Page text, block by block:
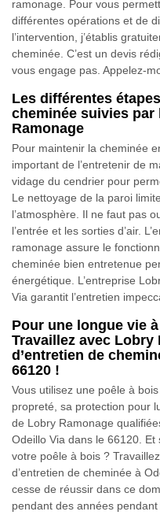
ramonage. Pour vous
différentes opérations et de
l’intervention, j’établis
cheminée. C’est un devis
vous engage pas. Appelez-
Les différentes
cheminée suivies par
Ramonage
Pour maintenir la cheminée
important de l’entretenir de
vidage du cendrier pour
Le nettoyage de la paroi
l’atmosphère. Il ne faut pas
l’entrée et les sorties d’air.
ramonage assure le
cheminée bien entretenue
énergétique. L’entreprise
Via garantit l’entretien
Pour une longue vie
Travaillez avec Lobry
d’entretien de
66120 !
Vous utilisez une poêle à
propreté, sa protection pour
de Lobry Ramonage
Odeillo Via dans le 66120.
votre poêle à bois ?
d’entretien de cheminée à
cesse de réussir dans ce
pendant des années